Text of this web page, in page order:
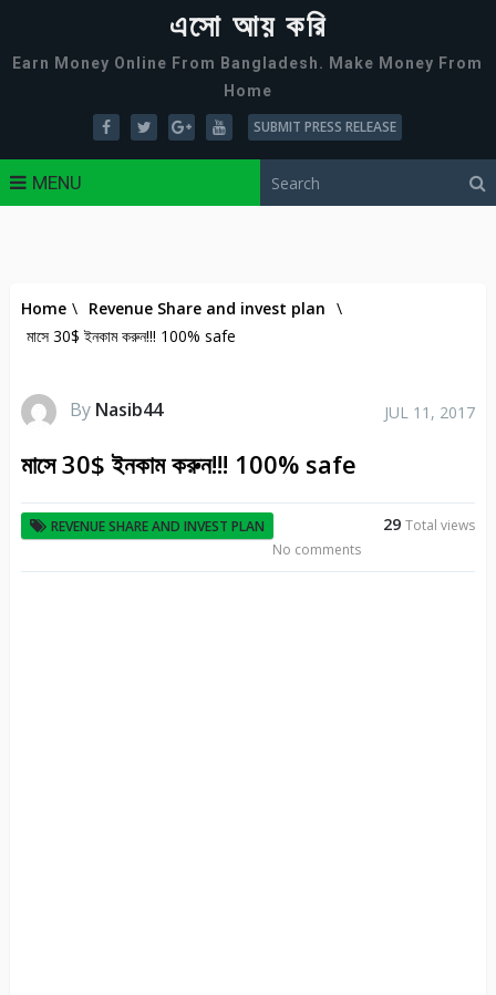
এসো আয় করি
Earn Money Online From Bangladesh. Make Money From
Home
SUBMIT PRESS RELEASE
MENU
Home \ Revenue Share and invest plan \
মাসে 30$ ইনকাম করুন!!! 100% safe
By Nasib44 JUL 11, 2017
মাসে 30$ ইনকাম করুন!!! 100% safe
REVENUE SHARE AND INVEST PLAN 29Total views
No comments